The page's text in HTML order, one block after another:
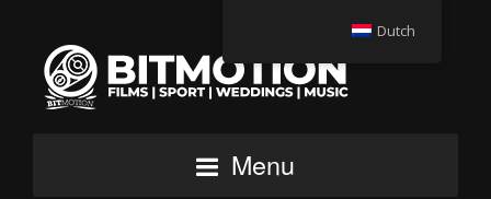
Menu
Dutch